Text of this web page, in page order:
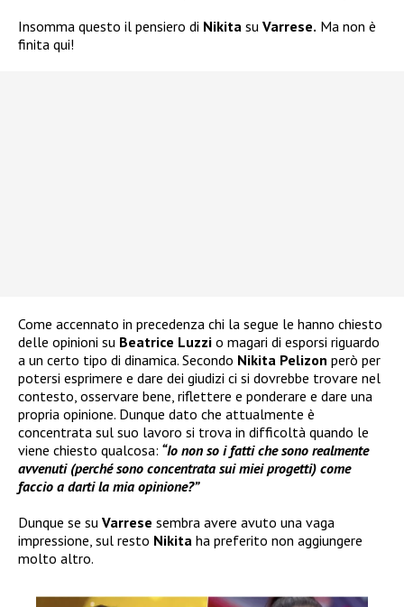
Insomma questo il pensiero di Nikita su Varrese. Ma non è
finita qui!
Come accennato in precedenza chi la segue le hanno chiesto
delle opinioni su Beatrice Luzzi o magari di esporsi riguardo
a un certo tipo di dinamica. Secondo Nikita Pelizon però per
potersi esprimere e dare dei giudizi ci si dovrebbe trovare nel
contesto, osservare bene, riflettere e ponderare e dare una
propria opinione. Dunque dato che attualmente è
concentrata sul suo lavoro si trova in difficoltà quando le
viene chiesto qualcosa: “Io non so i fatti che sono realmente
avvenuti (perché sono concentrata sui miei progetti) come
faccio a darti la mia opinione?”
Dunque se su Varrese sembra avere avuto una vaga
impressione, sul resto Nikita ha preferito non aggiungere
molto altro.